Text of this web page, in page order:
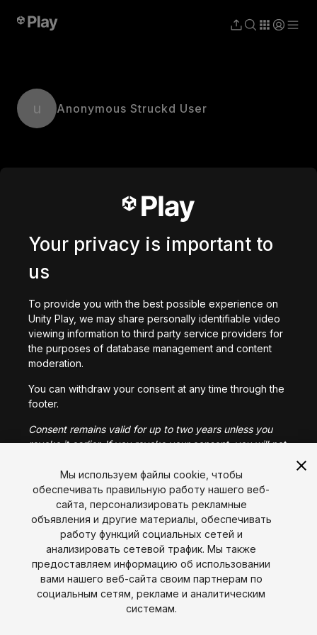
u Anonymous Struckd User
Мы используем файлы cookie, чтобы
обеспечивать правильную работу нашего веб-
сайта, персонализировать рекламные
объявления и другие материалы, обеспечивать
работу функций социальных сетей и
анализировать сетевой трафик. Мы также
предоставляем информацию об использовании
вами нашего веб-сайта своим партнерам по
социальным сетям, рекламе и аналитическим
системам.
Your privacy is important to
us
To provide you with the best possible experience on
Unity Play, we may share personally identifiable video
viewing information to third party service providers for
the purposes of database management and content
moderation.
You can withdraw your consent at any time through the
footer.
Consent remains valid for up to two years unless you
revoke it earlier. If you revoke your consent, you will not
I consent to the sharing of my personally identifiable
video viewing information as described above.
I CONSENT